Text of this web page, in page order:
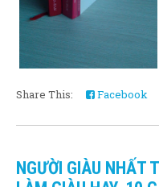
Share This: Facebook
NGƯỜI GIÀU NHẤT